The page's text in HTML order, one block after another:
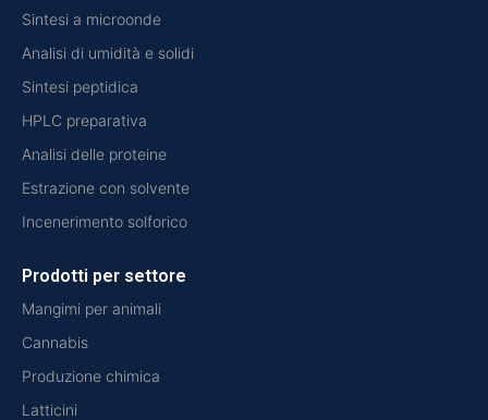
Sintesi a microonde
Analisi di umidità e solidi
Sintesi peptidica
HPLC preparativa
Analisi delle proteine
Estrazione con solvente
Incenerimento solforico
Prodotti per settore
Mangimi per animali
Cannabis
Produzione chimica
Latticini